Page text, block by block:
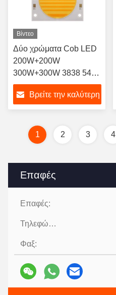
Επαφές
Επαφές:
Τηλεφώνημα:
Φαξ:
Βίντεο
Δύο χρώματα Cob LED
200W+200W
300W+300W 3838 5454
6050 LED COB Chip
2700K 6500K Ra98 για
φωτογραφία
Βρείτε την καλύτερη
1 2 3 4